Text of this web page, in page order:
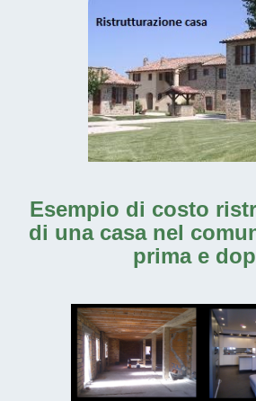
Esempio di costo
di una casa nel
prima e